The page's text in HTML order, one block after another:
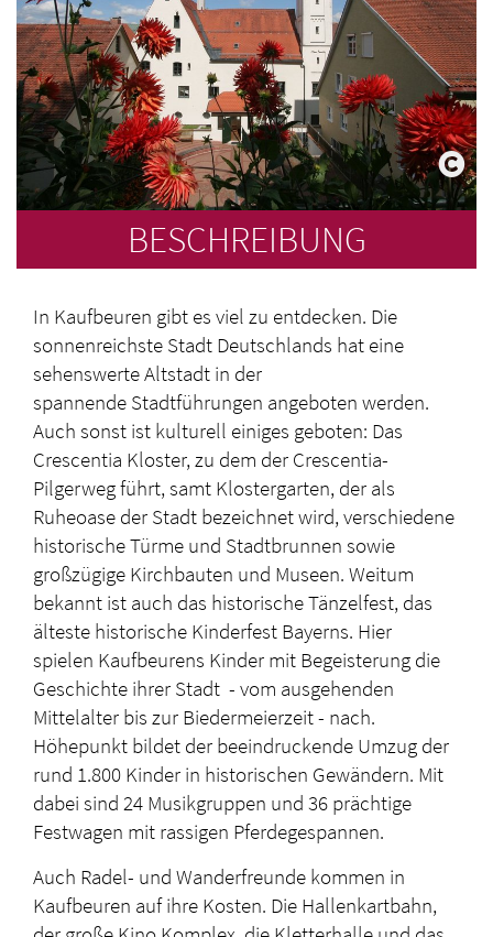
BESCHREIBUNG
In Kaufbeuren gibt es viel zu entdecken. Die
sonnenreichste Stadt Deutschlands hat eine
sehenswerte Altstadt in der
spannende Stadtführungen angeboten werden.
Auch sonst ist kulturell einiges geboten: Das
Crescentia Kloster, zu dem der Crescentia-
Pilgerweg führt, samt Klostergarten, der als
Ruheoase der Stadt bezeichnet wird, verschiedene
historische Türme und Stadtbrunnen sowie
großzügige Kirchbauten und Museen. Weitum
bekannt ist auch das historische Tänzelfest, das
älteste historische Kinderfest Bayerns. Hier
spielen Kaufbeurens Kinder mit Begeisterung die
Geschichte ihrer Stadt - vom ausgehenden
Mittelalter bis zur Biedermeierzeit - nach.
Höhepunkt bildet der beeindruckende Umzug der
rund 1.800 Kinder in historischen Gewändern. Mit
dabei sind 24 Musikgruppen und 36 prächtige
Festwagen mit rassigen Pferdegespannen.
Auch Radel- und Wanderfreunde kommen in
Kaufbeuren auf ihre Kosten. Die Hallenkartbahn,